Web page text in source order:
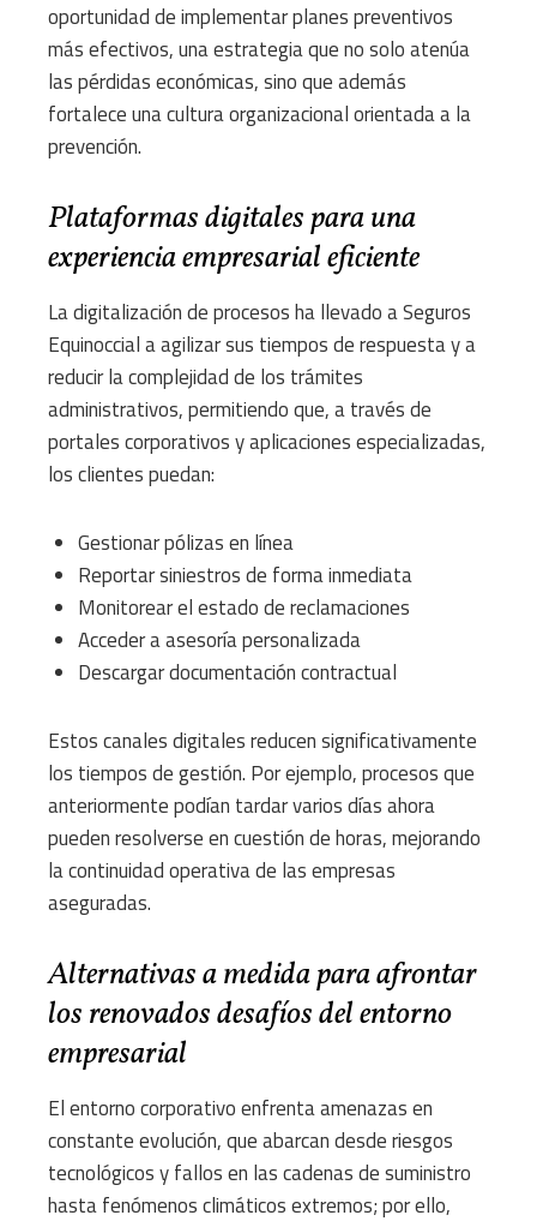
oportunidad de implementar planes preventivos
más efectivos, una estrategia que no solo atenúa
las pérdidas económicas, sino que además
fortalece una cultura organizacional orientada a la
prevención.
Plataformas digitales para una
experiencia empresarial eficiente
La digitalización de procesos ha llevado a Seguros
Equinoccial a agilizar sus tiempos de respuesta y a
reducir la complejidad de los trámites
administrativos, permitiendo que, a través de
portales corporativos y aplicaciones especializadas,
los clientes puedan:
Gestionar pólizas en línea
Reportar siniestros de forma inmediata
Monitorear el estado de reclamaciones
Acceder a asesoría personalizada
Descargar documentación contractual
Estos canales digitales reducen significativamente
los tiempos de gestión. Por ejemplo, procesos que
anteriormente podían tardar varios días ahora
pueden resolverse en cuestión de horas, mejorando
la continuidad operativa de las empresas
aseguradas.
Alternativas a medida para afrontar
los renovados desafíos del entorno
empresarial
El entorno corporativo enfrenta amenazas en
constante evolución, que abarcan desde riesgos
tecnológicos y fallos en las cadenas de suministro
hasta fenómenos climáticos extremos; por ello,